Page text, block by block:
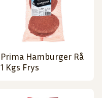
Prima Hamburger Rå
1 Kgs Frys